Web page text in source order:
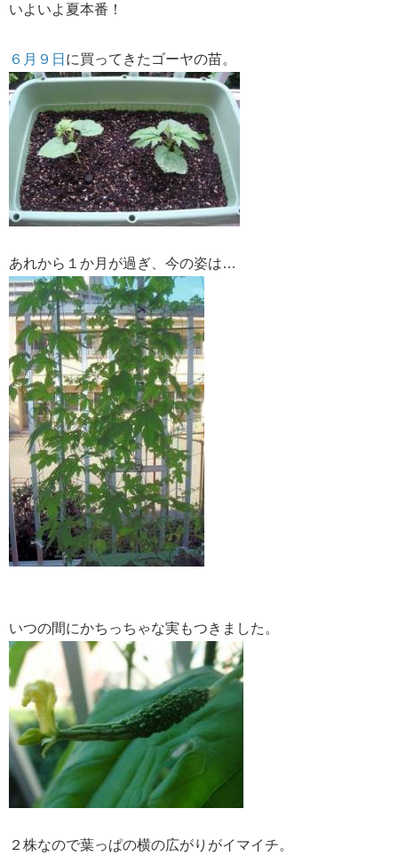
いよいよ夏本番！
６月９日 に買ってきたゴーヤの苗。
あれから１か月が過ぎ、今の姿は…
いつの間にかちっちゃな実もつきました。
２株なので葉っぱの横の広がりがイマイチ。